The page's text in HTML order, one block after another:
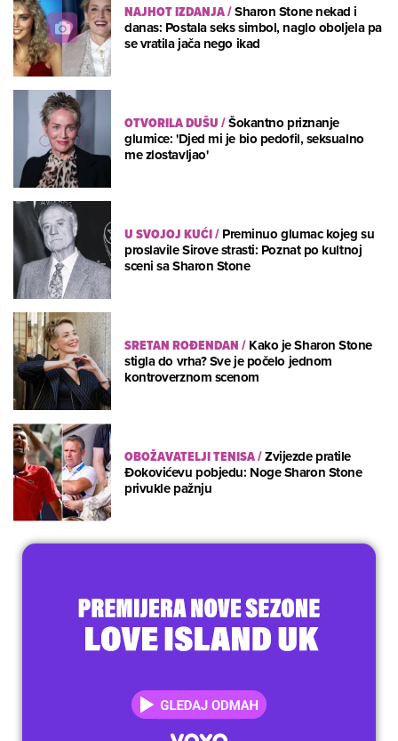
NAJHOT IZDANJA/Sharon Stone nekad i
danas: Postala seks simbol, naglo oboljela pa
se vratila jača nego ikad
OTVORILA DUŠU/Šokantno priznanje
glumice: 'Djed mi je bio pedofil, seksualno
me zlostavljao'
U SVOJOJ KUĆI/Preminuo glumac kojeg su
proslavile Sirove strasti: Poznat po kultnoj
sceni sa Sharon Stone
SRETAN ROĐENDAN/Kako je Sharon Stone
stigla do vrha? Sve je počelo jednom
kontroverznom scenom
OBOŽAVATELJI TENISA/Zvijezde pratile
Đokovićevu pobjedu: Noge Sharon Stone
privukle pažnju